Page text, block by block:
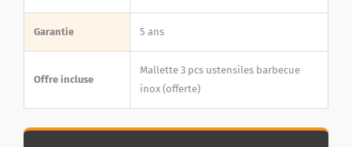
Garantie 5 ans
Offre incluse
Mallette 3 pcs ustensiles barbecue
inox (offerte)